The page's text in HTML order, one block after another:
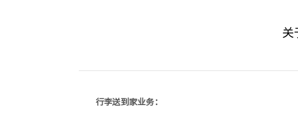
关
行李送到家业务：